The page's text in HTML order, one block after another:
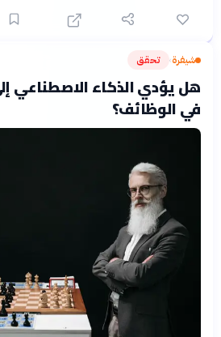
شيفرة› تحقق
هل يؤدي الذكاء الاصطناعي
في الوظائف؟